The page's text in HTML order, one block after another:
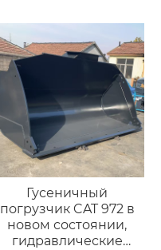
Гусеничный
погрузчик CAT 972 в
новом состоянии,
гидравлические